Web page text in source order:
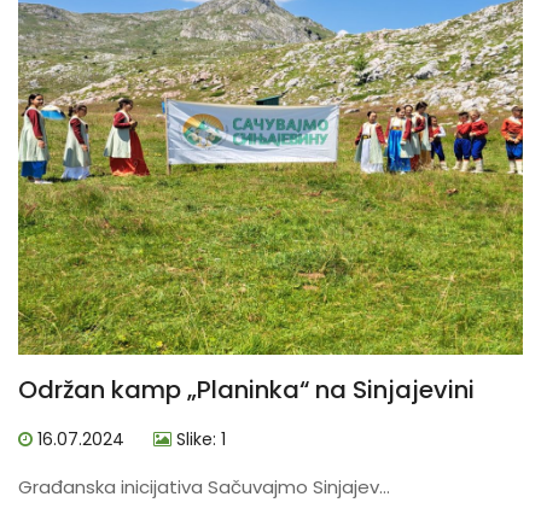
Održan kamp „Planinka“ na Sinjajevini
16.07.2024 Slike: 1
Građanska inicijativa Sačuvajmo Sinjajev...